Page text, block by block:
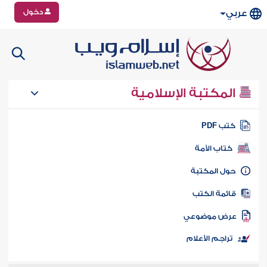
عربي دخول
المكتبة الإسلامية
كتب PDF
كتاب الأمة
المكتبة
الكتب
موضوعي